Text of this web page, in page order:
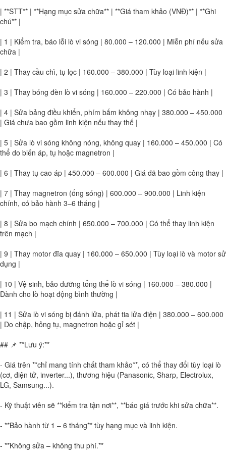
| **STT** | **Hạng mục sửa chữa** | **Giá tham khảo (VNĐ)** | **Ghi
chú** |
| 1 | Kiểm tra, báo lỗi lò vi sóng | 80.000 – 120.000 | Miễn phí nếu sửa
chữa |
| 2 | Thay cầu chì, tụ lọc | 160.000 – 380.000 | Tùy loại linh kiện |
| 3 | Thay bóng đèn lò vi sóng | 160.000 – 220.000 | Có bảo hành |
| 4 | Sửa bảng điều khiển, phím bấm không nhạy | 380.000 – 450.000
| Giá chưa bao gồm linh kiện nếu thay thế |
| 5 | Sửa lò vi sóng không nóng, không quay | 160.000 – 450.000 | Có
thể do biến áp, tụ hoặc magnetron |
| 6 | Thay tụ cao áp | 450.000 – 600.000 | Giá đã bao gồm công thay |
| 7 | Thay magnetron (ống sóng) | 600.000 – 900.000 | Linh kiện
chính, có bảo hành 3–6 tháng |
| 8 | Sửa bo mạch chính | 650.000 – 700.000 | Có thể thay linh kiện
trên mạch |
| 9 | Thay motor đĩa quay | 160.000 – 650.000 | Tùy loại lò và motor sử
dụng |
| 10 | Vệ sinh, bảo dưỡng tổng thể lò vi sóng | 160.000 – 380.000 |
Dành cho lò hoạt động bình thường |
| 11 | Sửa lò vi sóng bị đánh lửa, phát tia lửa điện | 380.000 – 600.000
| Do chập, hỏng tụ, magnetron hoặc gỉ sét |
## 📌 **Lưu ý:**
- Giá trên **chỉ mang tính chất tham khảo**, có thể thay đổi tùy loại lò
(cơ, điện tử, inverter...), thương hiệu (Panasonic, Sharp, Electrolux,
LG, Samsung...).
- Kỹ thuật viên sẽ **kiểm tra tận nơi**, **báo giá trước khi sửa chữa**.
- **Bảo hành từ 1 – 6 tháng** tùy hạng mục và linh kiện.
- **Không sửa – không thu phí.**